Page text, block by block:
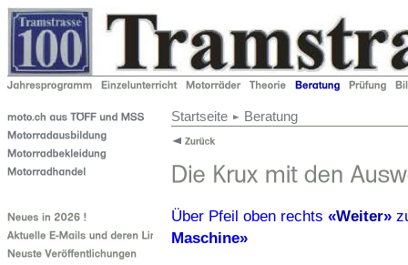
Startseite Beratung
Über Pfeil oben rechts «Weiter»
Maschine»